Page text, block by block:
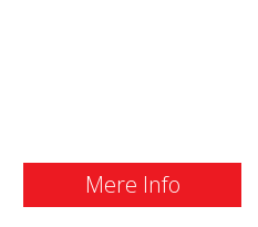
Mere Info